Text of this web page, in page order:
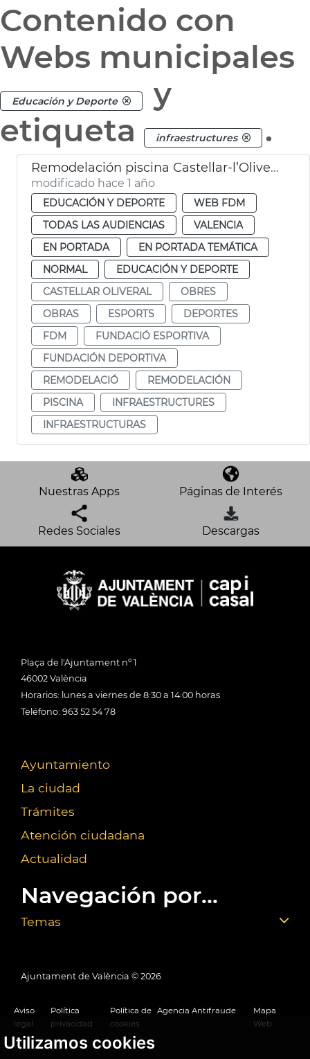
Utilizamos cookies
Contenido con
Webs municipales
Educación y Deporte
y
etiqueta
infraestructures .
Remodelación piscina Castellar-l’Oliveral
modificado hace 1 año
EDUCACIÓN Y DEPORTE
WEB FDM
TODAS LAS AUDIENCIAS
VALENCIA
EN PORTADA
EN PORTADA TEMÁTICA
NORMAL
EDUCACIÓN Y DEPORTE
CASTELLAR OLIVERAL
OBRES
OBRAS
ESPORTS
DEPORTES
FDM
FUNDACIÓ ESPORTIVA
FUNDACIÓN DEPORTIVA
REMODELACIÓ
REMODELACIÓN
PISCINA
INFRAESTRUCTURES
INFRAESTRUCTURAS
Nuestras Apps Páginas de Interés
Redes Sociales Descargas
Plaça de l'Ajuntament nº 1
46002 València
Horarios: lunes a viernes de 8:30 a 14:00 horas
Teléfono: 963 52 54 78
Ayuntamiento
La ciudad
Trámites
Atención ciudadana
Actualidad
Navegación por...
Temas
Ajuntament de València © 2026
Aviso
legal
Política
privacidad
Política de
cookies
Agencia Antifraude
Mapa
Web